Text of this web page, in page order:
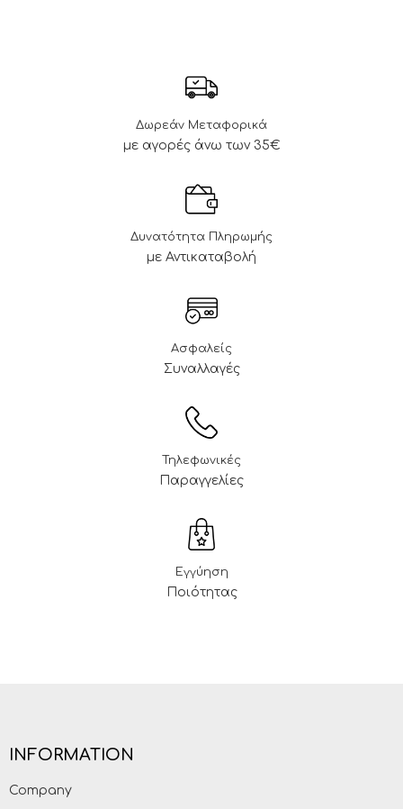
Δωρεάν Μεταφορικά
με αγορές άνω των 35€
Δυνατότητα Πληρωμής
με Αντικαταβολή
Ασφαλείς
Συναλλαγές
Τηλεφωνικές
Παραγγελίες
Εγγύηση
Ποιότητας
INFORMATION
Company